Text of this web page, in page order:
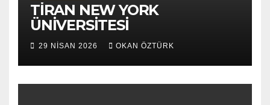
TİRAN NEW YORK
ÜNİVERSİTESİ
29 NISAN 2026 OKAN ÖZTÜRK